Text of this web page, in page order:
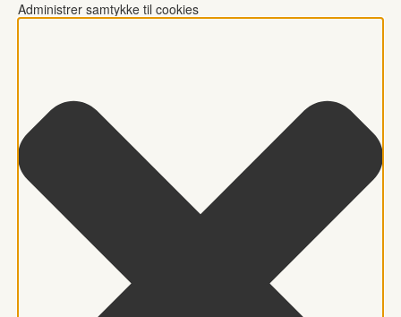
Administrer samtykke til cookies